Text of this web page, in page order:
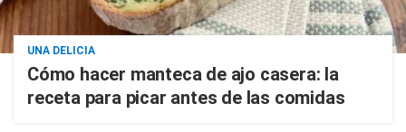
UNA DELICIA
Cómo hacer manteca de ajo casera: la
receta para picar antes de las comidas